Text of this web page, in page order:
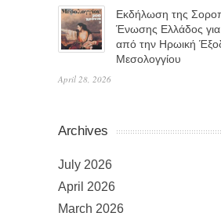
Εκδήλωση της
Ένωσης Ελλάδος για
από την Ηρωική
Μεσολογγίου
April 28, 2026
Archives
July 2026
April 2026
March 2026